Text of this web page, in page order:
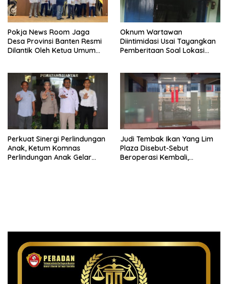
Pokja News Room Jaga
Desa Provinsi Banten Resmi
Dilantik Oleh Ketua Umum
Oknum Wartawan
Diintimidasi Usai Tayangkan
Pemberitaan Soal Lokasi
Perkuat Sinergi Perlindungan
Anak, Ketum Komnas
Perlindungan Anak Gelar
Judi Tembak Ikan Yang Lim
Plaza Disebut-Sebut
Beroperasi Kembali,